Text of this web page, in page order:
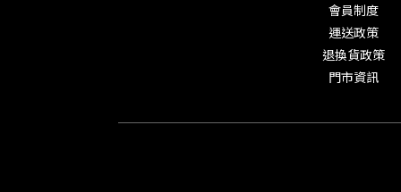
會員制度
運送政策
退換貨政策
門市資訊